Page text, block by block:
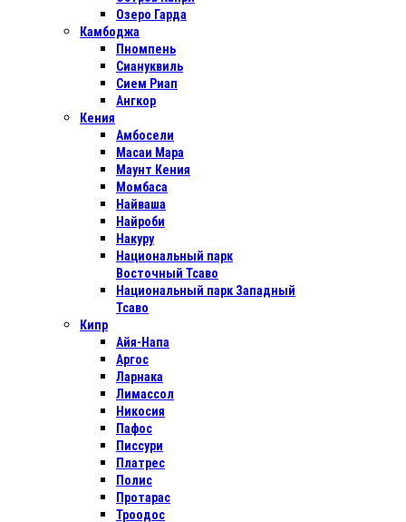
Озеро Гарда
Камбоджа
Пномпень
Сиануквиль
Сием Риап
Ангкор
Кения
Амбосели
Масаи Мара
Маунт Кения
Момбаса
Найваша
Найроби
Накуру
Национальный парк
Восточный Тсаво
Национальный парк Западный
Тсаво
Кипр
Айя-Напа
Аргос
Ларнака
Лимассол
Никосия
Пафос
Писсури
Платрес
Полис
Протарас
Троодос